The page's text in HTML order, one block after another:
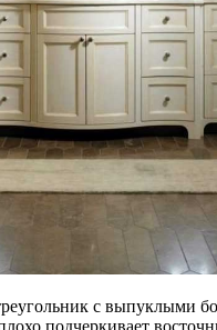
с выпуклыми
подчеркивает